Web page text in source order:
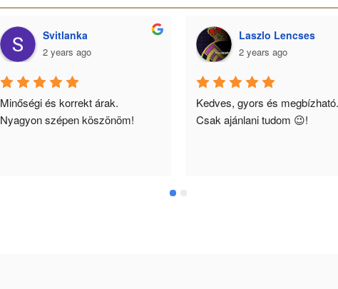
Svitlanka
2 years ago
Minőségi és korrekt árak.
Nyagyon szépen köszönöm!
Laszlo Lencses
2 years ago
Kedves, gyors és megbízható.
Csak ajánlani tudom 😉!